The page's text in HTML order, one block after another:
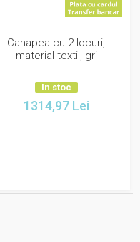
Canapea cu 2 locuri,
material textil, gri
In stoc
1314,97 Lei